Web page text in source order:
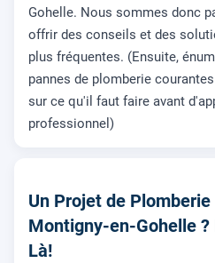
Gohelle. Nous sommes donc
offrir des conseils et des
plus fréquentes. (Ensuite,
pannes de plomberie
sur ce qu'il faut faire avant
professionnel)
Un Projet de
Montigny-en-Gohelle ?
Là!